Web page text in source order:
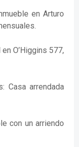
en Arturo
O’Higgins 577,
Casa arrendada
con un arriendo